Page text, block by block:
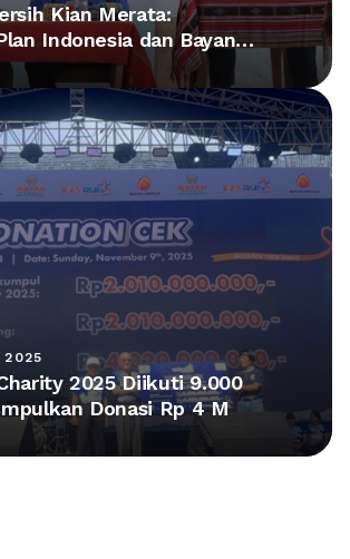
Kian Merata:
Indonesia dan Bayan
Fasilitas Baru di NTT
2025 Diikuti 9.000
Donasi Rp 4 M